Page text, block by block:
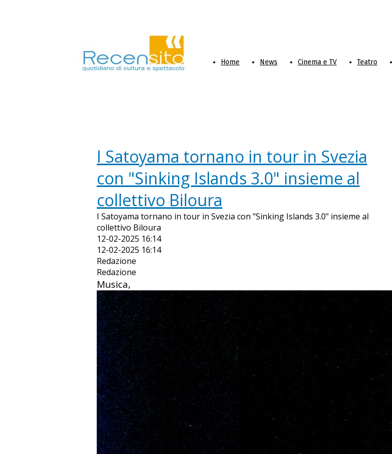
Home News Cinema e TV Teatro
I Satoyama tornano in tour in Svezia
con "Sinking Islands 3.0" insieme al
collettivo Biloura
I Satoyama tornano in tour in Svezia con "Sinking Islands 3.0" insieme al
collettivo Biloura
12-02-2025 16:14
12-02-2025 16:14
Redazione
Redazione
Musica,